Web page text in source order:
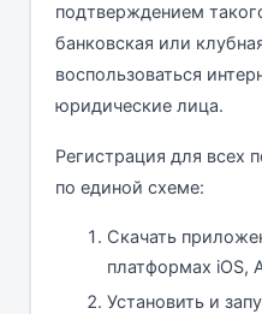
подтверждением
банковская или
воспользоваться
юридические лица.
Регистрация для всех
по единой схеме:
Скачать
платформах iOS,
Установить и